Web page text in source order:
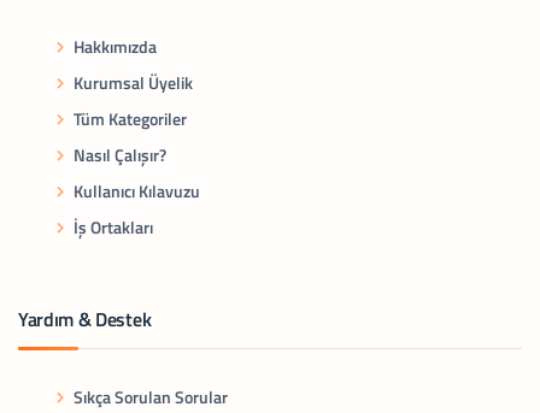
Hakkımızda
Kurumsal Üyelik
Tüm Kategoriler
Nasıl Çalışır?
Kullanıcı Kılavuzu
İş Ortakları
Yardım & Destek
Sıkça Sorulan Sorular